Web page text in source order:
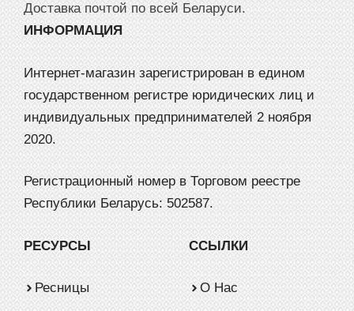
Доставка почтой по всей Беларуси.
ИНФОРМАЦИЯ
Интернет-магазин зарегистрирован в едином
государственном регистре юридических лиц и
индивидуальных предпринимателей 2 ноября
2020.
Регистрационный номер в Торговом реестре
Республики Беларусь: 502587.
РЕСУРСЫ
Ресницы
ССЫЛКИ
О Нас